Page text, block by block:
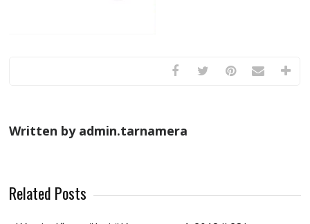
Written by admin.tarnamera
Related Posts